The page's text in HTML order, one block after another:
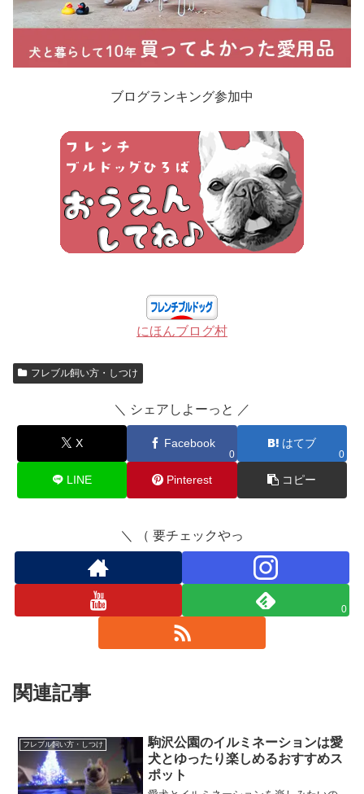
ブログランキング参加中
にほんブログ村
フレブル飼い方・しつけ
＼ シェアしよーっと ／
X Facebook
0
はてブ
0
LINE Pinterest コピー
＼ （ 要チェックやっ
0
関連記事
フレブル飼い方・しつけ
駒沢公園のイルミネーションは愛
犬とゆったり楽しめるおすすめス
ポット